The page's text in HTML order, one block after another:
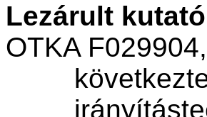
Lezárult kutató
OTKA F029904,